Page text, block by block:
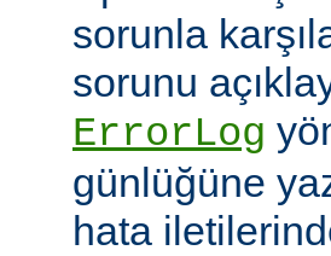
sorunla
sorunu
ErrorLog
günlüğüne
hata